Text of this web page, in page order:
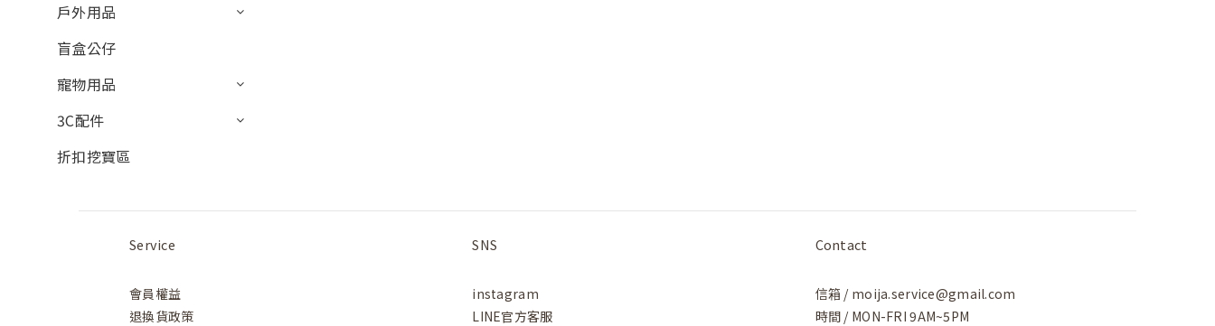
戶外用品
盲盒公仔
寵物用品
3C配件
折扣挖寶區
Service
會員權益
退換貨政策
SNS
instagram
LINE官方客服
Contact
信箱 / moija.service@gmail.com
時間 / MON-FRI 9AM~5PM